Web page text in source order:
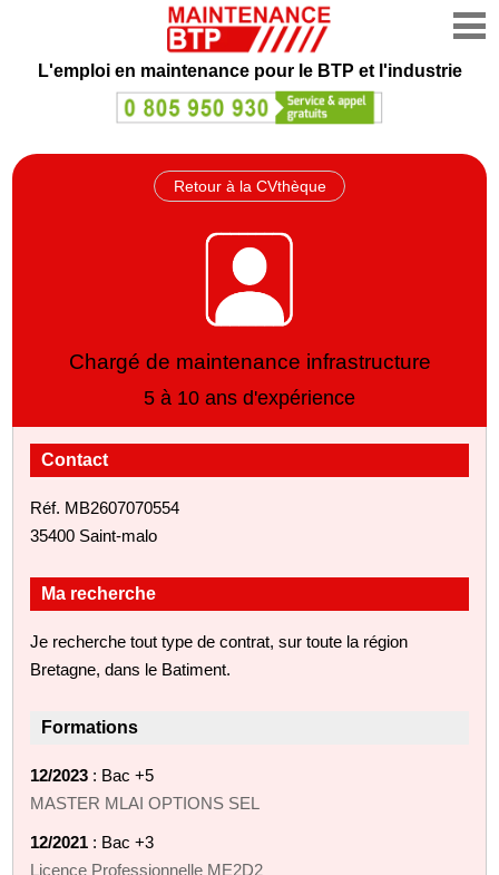
L'emploi en maintenance pour le BTP et l'industrie
Retour à la CVthèque
Chargé de maintenance infrastructure
5 à 10 ans d'expérience
Contact
Réf. MB2607070554
35400 Saint-malo
Ma recherche
Je recherche tout type de contrat, sur toute la région
Bretagne, dans le Batiment.
Formations
12/2023 : Bac +5
MASTER MLAI OPTIONS SEL
12/2021 : Bac +3
Licence Professionnelle ME2D2